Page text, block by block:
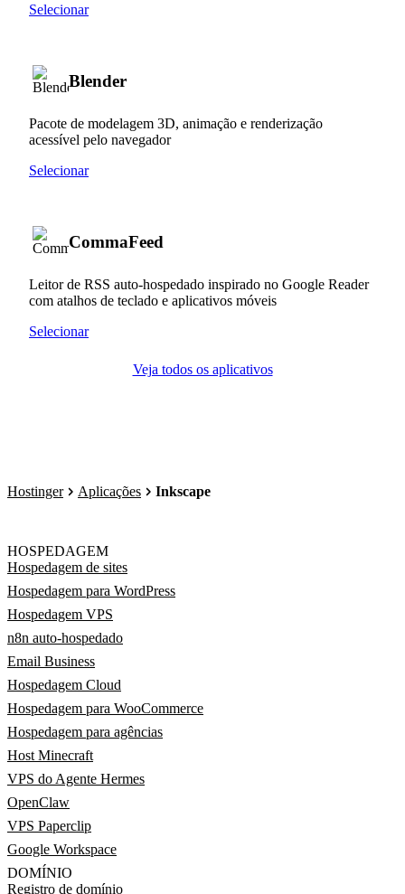
Selecionar
Blender
Pacote de modelagem 3D, animação e renderização
acessível pelo navegador
Selecionar
CommaFeed
Leitor de RSS auto-hospedado inspirado no Google Reader
com atalhos de teclado e aplicativos móveis
Selecionar
Veja todos os aplicativos
Hostinger Aplicações Inkscape
HOSPEDAGEM
Hospedagem de sites
Hospedagem para WordPress
Hospedagem VPS
n8n auto-hospedado
Email Business
Hospedagem Cloud
Hospedagem para WooCommerce
Hospedagem para agências
Host Minecraft
VPS do Agente Hermes
OpenClaw
VPS Paperclip
Google Workspace
DOMÍNIO
Registro de domínio